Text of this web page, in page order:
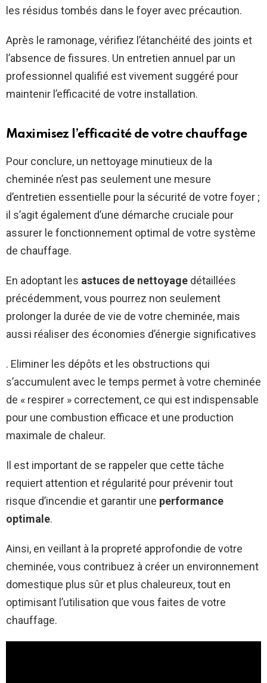
les résidus tombés dans le foyer avec précaution.
Après le ramonage, vérifiez l’étanchéité des joints et
l’absence de fissures. Un entretien annuel par un
professionnel qualifié est vivement suggéré pour
maintenir l’efficacité de votre installation.
Maximisez l’efficacité de votre chauffage
Pour conclure, un nettoyage minutieux de la
cheminée n’est pas seulement une mesure
d’entretien essentielle pour la sécurité de votre foyer ;
il s’agit également d’une démarche cruciale pour
assurer le fonctionnement optimal de votre système
de chauffage.
En adoptant les astuces de nettoyage détaillées
précédemment, vous pourrez non seulement
prolonger la durée de vie de votre cheminée, mais
aussi réaliser des économies d’énergie significatives
. Eliminer les dépôts et les obstructions qui
s’accumulent avec le temps permet à votre cheminée
de « respirer » correctement, ce qui est indispensable
pour une combustion efficace et une production
maximale de chaleur.
Il est important de se rappeler que cette tâche
requiert attention et régularité pour prévenir tout
risque d’incendie et garantir une performance
optimale.
Ainsi, en veillant à la propreté approfondie de votre
cheminée, vous contribuez à créer un environnement
domestique plus sûr et plus chaleureux, tout en
optimisant l’utilisation que vous faites de votre
chauffage.